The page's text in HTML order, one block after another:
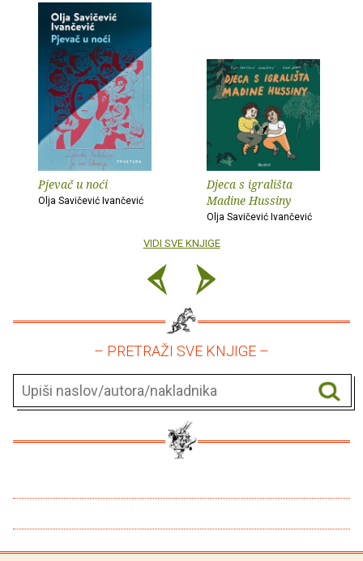
Pjevač u noći
Olja Savičević Ivančević
Djeca s igrališta
Madine Hussiny
Olja Savičević Ivančević
VIDI SVE KNJIGE
– PRETRAŽI SVE KNJIGE –